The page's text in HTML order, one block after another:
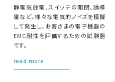
English
静電気放電、スイッチの開閉、誘導
雷など、様々な電気的ノイズを模擬
して発生し、お客さまの電子機器の
EMC耐性を評価するための試験器
です。
read more